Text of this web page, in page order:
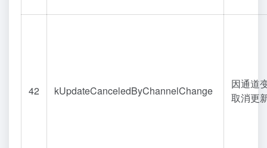
42 kUpdateCanceledByChannelChange
因通道
取消更